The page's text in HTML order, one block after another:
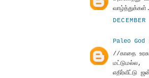
Paleo God
//காதை
மட்டுமல்ல,
எதிர்வீட்டு